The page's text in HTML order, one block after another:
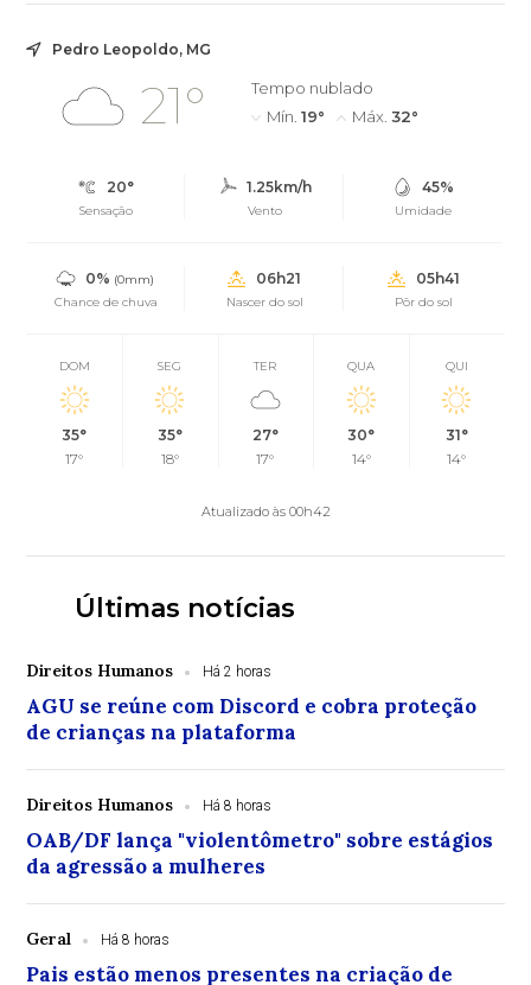
Pedro Leopoldo, MG
21°
Tempo nublado
Mín. 19° Máx. 32°
20°
Sensação
1.25km/h
Vento
45%
Umidade
0% (0mm)
Chance de chuva
06h21
Nascer do sol
05h41
Pôr do sol
DOM
35°
17°
SEG
35°
18°
TER
27°
17°
QUA
30°
14°
QUI
31°
14°
Atualizado às 00h42
Últimas notícias
Direitos Humanos Há 2 horas
AGU se reúne com Discord e cobra proteção
de crianças na plataforma
Direitos Humanos Há 8 horas
OAB/DF lança "violentômetro" sobre estágios
da agressão a mulheres
Geral Há 8 horas
Pais estão menos presentes na criação de